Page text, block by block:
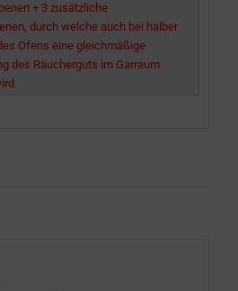
+ 3 zusätzliche
durch welche auch bei halber
Ofens eine gleichmäßige
des Räucherguts im Garraum